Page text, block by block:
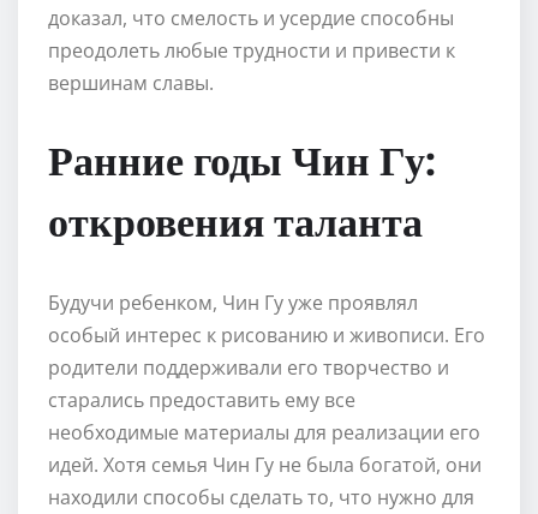
доказал, что смелость и усердие способны
преодолеть любые трудности и привести к
вершинам славы.
Ранние годы Чин Гу:
откровения таланта
Будучи ребенком, Чин Гу уже проявлял
особый интерес к рисованию и живописи. Его
родители поддерживали его творчество и
старались предоставить ему все
необходимые материалы для реализации его
идей. Хотя семья Чин Гу не была богатой, они
находили способы сделать то, что нужно для